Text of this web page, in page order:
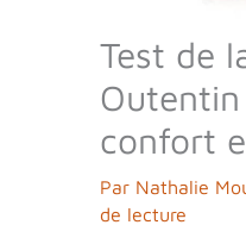
Test de
confort
Par Nathalie
de lecture